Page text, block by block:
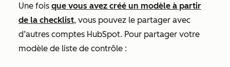
Une fois que vous avez créé un modèle à partir
de la checklist, vous pouvez le partager avec
d’autres comptes HubSpot. Pour partager votre
modèle de liste de contrôle :